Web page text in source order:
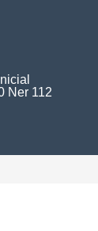
Ner 112